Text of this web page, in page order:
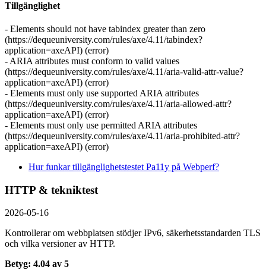
Tillgänglighet
- Elements should not have tabindex greater than zero
(https://dequeuniversity.com/rules/axe/4.11/tabindex?
application=axeAPI) (error)
- ARIA attributes must conform to valid values
(https://dequeuniversity.com/rules/axe/4.11/aria-valid-attr-value?
application=axeAPI) (error)
- Elements must only use supported ARIA attributes
(https://dequeuniversity.com/rules/axe/4.11/aria-allowed-attr?
application=axeAPI) (error)
- Elements must only use permitted ARIA attributes
(https://dequeuniversity.com/rules/axe/4.11/aria-prohibited-attr?
application=axeAPI) (error)
Hur funkar tillgänglighetstestet Pa11y på Webperf?
HTTP & tekniktest
2026-05-16
Kontrollerar om webbplatsen stödjer IPv6, säkerhets­standarden TLS
och vilka versioner av HTTP.
Betyg: 4.04 av 5